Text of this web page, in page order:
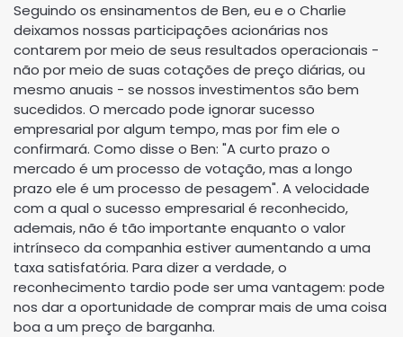
Seguindo os ensinamentos de Ben, eu e o Charlie
deixamos nossas participações acionárias nos
contarem por meio de seus resultados operacionais -
não por meio de suas cotações de preço diárias, ou
mesmo anuais - se nossos investimentos são bem
sucedidos. O mercado pode ignorar sucesso
empresarial por algum tempo, mas por fim ele o
confirmará. Como disse o Ben: "A curto prazo o
mercado é um processo de votação, mas a longo
prazo ele é um processo de pesagem". A velocidade
com a qual o sucesso empresarial é reconhecido,
ademais, não é tão importante enquanto o valor
intrínseco da companhia estiver aumentando a uma
taxa satisfatória. Para dizer a verdade, o
reconhecimento tardio pode ser uma vantagem: pode
nos dar a oportunidade de comprar mais de uma coisa
boa a um preço de barganha.